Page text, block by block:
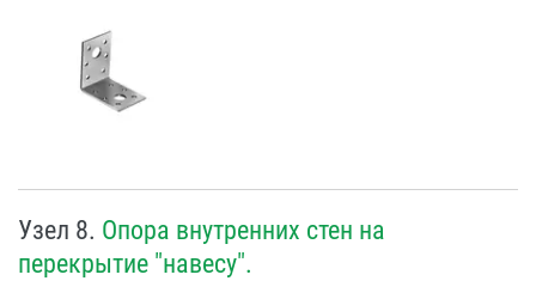
Узел 8. Опора внутренних стен на
перекрытие "навесу".